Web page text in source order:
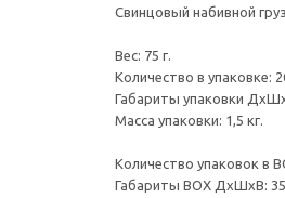
Свинцовый набивной
Вес: 75 г.
Количество в упаковке:
Габариты упаковки
Масса упаковки: 1,5 кг.
Количество упаковок в
Габариты BOX ДхШхВ: